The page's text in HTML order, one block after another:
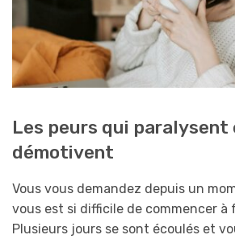
Les peurs qui paralysent
démotivent
Vous vous demandez depuis un
vous est si difficile de commencer à
Plusieurs jours se sont écoulés et